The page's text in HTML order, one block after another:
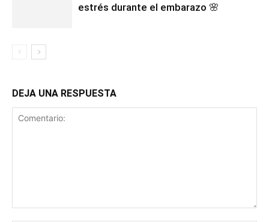
estrés durante el embarazo 🌸
DEJA UNA RESPUESTA